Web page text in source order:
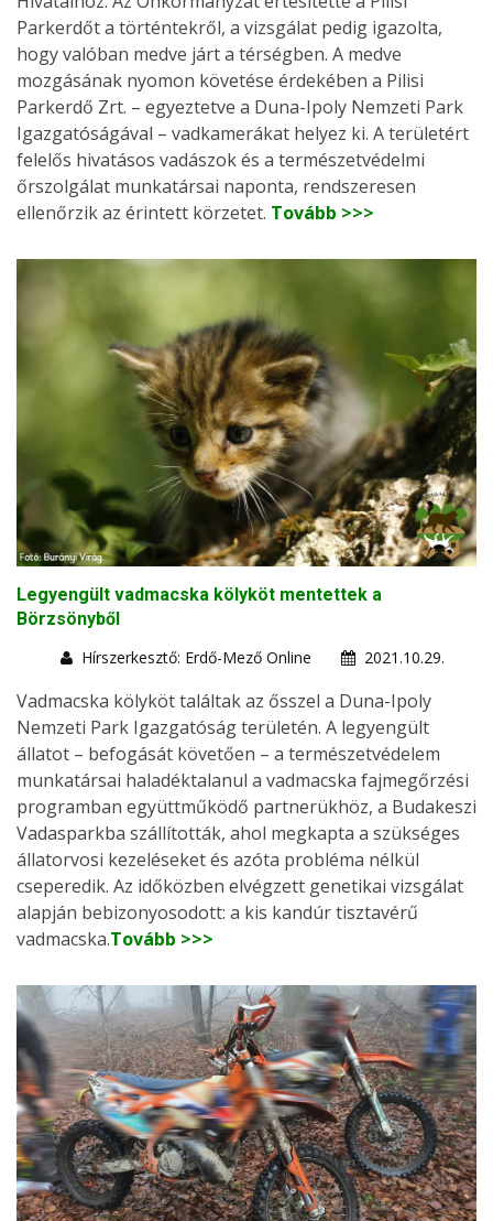
Parkerdőt a történtekről, a vizsgálat pedig igazolta,
hogy valóban medve járt a térségben. A medve
mozgásának nyomon követése érdekében a Pilisi
Parkerdő Zrt. – egyeztetve a Duna-Ipoly Nemzeti Park
Igazgatóságával – vadkamerákat helyez ki. A területért
felelős hivatásos vadászok és a természetvédelmi
őrszolgálat munkatársai naponta, rendszeresen
ellenőrzik az érintett körzetet. Tovább >>>
Legyengült vadmacska kölyköt mentettek a
Börzsönyből
Hírszerkesztő: Erdő-Mező Online
2021.10.29.
Vadmacska kölyköt találtak az ősszel a Duna-Ipoly
Nemzeti Park Igazgatóság területén. A legyengült
állatot – befogását követően – a természetvédelem
munkatársai haladéktalanul a vadmacska fajmegőrzési
programban együttműködő partnerükhöz, a Budakeszi
Vadasparkba szállították, ahol megkapta a szükséges
állatorvosi kezeléseket és azóta probléma nélkül
cseperedik. Az időközben elvégzett genetikai vizsgálat
alapján bebizonyosodott: a kis kandúr tisztavérű
vadmacska.Tovább >>>